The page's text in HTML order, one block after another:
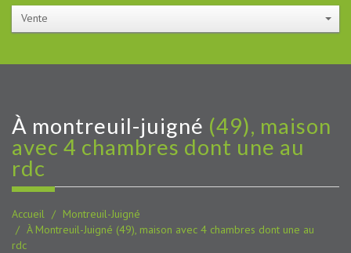
Vente
à montreuil-juigné (49), maison
avec 4 chambres dont une au
rdc
Accueil
Montreuil-Juigné
À Montreuil-Juigné (49), maison avec 4 chambres dont une au
rdc